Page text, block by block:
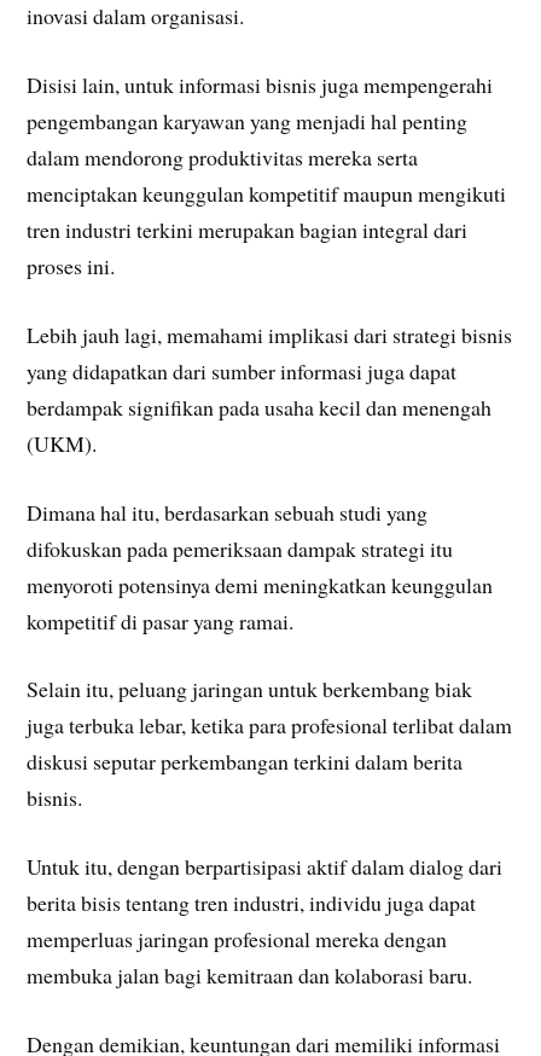
inovasi dalam organisasi.
Disisi lain, untuk informasi bisnis juga mempengerahi
pengembangan karyawan yang menjadi hal penting
dalam mendorong produktivitas mereka serta
menciptakan keunggulan kompetitif maupun mengikuti
tren industri terkini merupakan bagian integral dari
proses ini.
Lebih jauh lagi, memahami implikasi dari strategi bisnis
yang didapatkan dari sumber informasi juga dapat
berdampak signifikan pada usaha kecil dan menengah
(UKM).
Dimana hal itu, berdasarkan sebuah studi yang
difokuskan pada pemeriksaan dampak strategi itu
menyoroti potensinya demi meningkatkan keunggulan
kompetitif di pasar yang ramai.
Selain itu, peluang jaringan untuk berkembang biak
juga terbuka lebar, ketika para profesional terlibat dalam
diskusi seputar perkembangan terkini dalam berita
bisnis.
Untuk itu, dengan berpartisipasi aktif dalam dialog dari
berita bisis tentang tren industri, individu juga dapat
memperluas jaringan profesional mereka dengan
membuka jalan bagi kemitraan dan kolaborasi baru.
Dengan demikian, keuntungan dari memiliki informasi